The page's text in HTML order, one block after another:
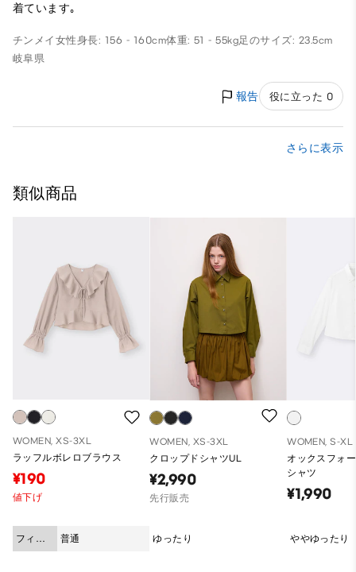
着ています｡
チンメイ 女性身長: 156 - 160cm体重: 51 - 55kg足のサイズ: 23.5cm
岐阜県
報告 役に立った 0
さらに表示
類似商品
WOMEN, XS-3XL
ラッフルボレロブラウス
¥190
値下げ
フィッ
ト
普通
WOMEN, XS-3XL
クロップドシャツUL
¥2,990
先行販売
ゆったり
WOMEN, S-XL
オックスフォ
シャツ
¥1,990
ややゆったり